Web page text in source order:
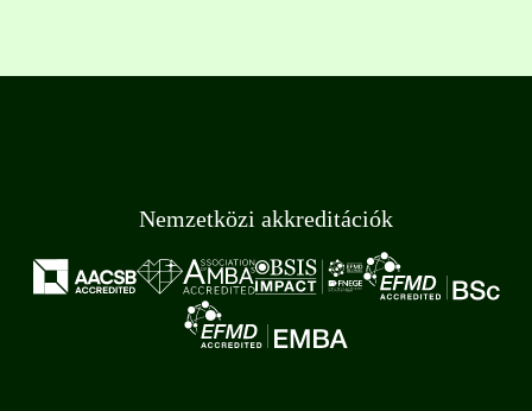
Nemzetközi akkreditációk